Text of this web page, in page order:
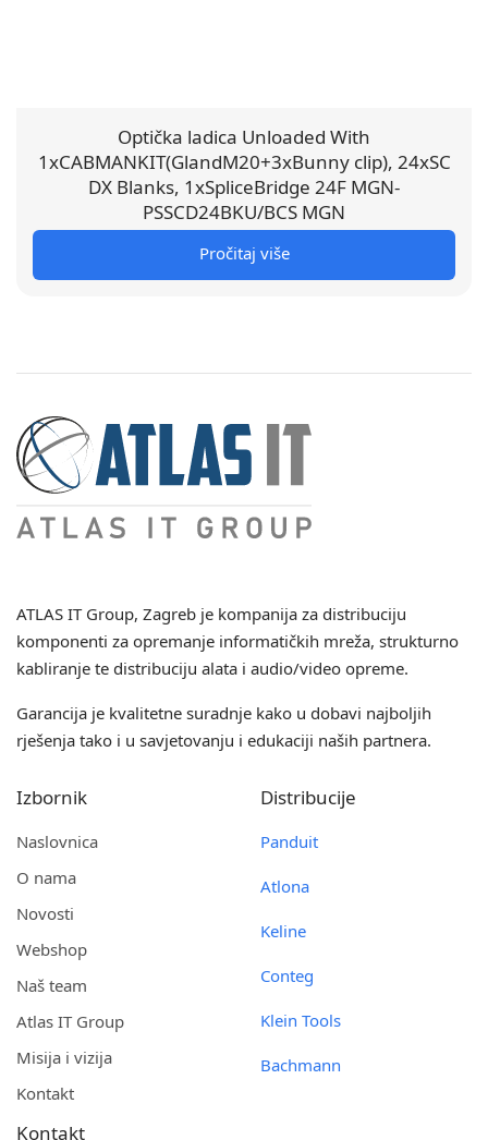
Optička ladica Unloaded With
1xCABMANKIT(GlandM20+3xBunny clip), 24xSC
DX Blanks, 1xSpliceBridge 24F MGN-
PSSCD24BKU/BCS MGN
Pročitaj više
ATLAS IT Group, Zagreb je kompanija za distribuciju
komponenti za opremanje informatičkih mreža, strukturno
kabliranje te distribuciju alata i audio/video opreme.
Garancija je kvalitetne suradnje kako u dobavi najboljih
rješenja tako i u savjetovanju i edukaciji naših partnera.
Izbornik
Naslovnica
O nama
Novosti
Webshop
Naš team
Atlas IT Group
Misija i vizija
Kontakt
Distribucije
Panduit
Atlona
Keline
Conteg
Klein Tools
Bachmann
Kontakt